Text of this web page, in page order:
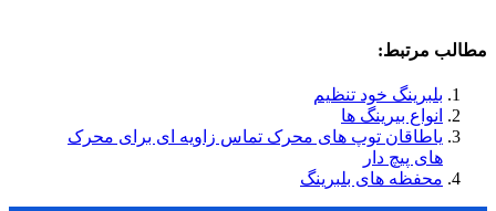
مطالب مرتبط:
بلبرینگ خود تنظیم
انواع بیرینگ ها
یاطاقان توپ های محرک تماس زاویه ای برای محرک
های پیچ دار
محفظه های بلبرینگ